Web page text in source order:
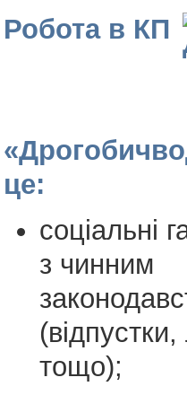
Робота в КП
це:
соціальні
з чинним
(відпустки,
тощо);